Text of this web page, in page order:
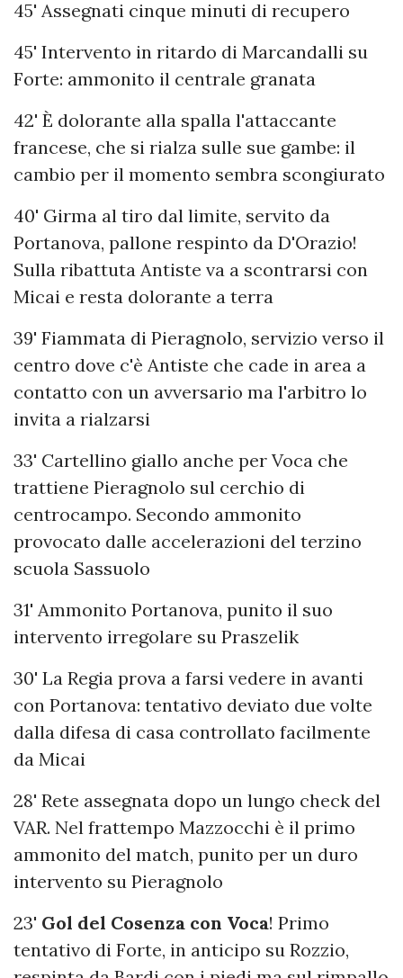
45' Assegnati cinque minuti di recupero
45' Intervento in ritardo di Marcandalli su
Forte: ammonito il centrale granata
42' È dolorante alla spalla l'attaccante
francese, che si rialza sulle sue gambe: il
cambio per il momento sembra scongiurato
40' Girma al tiro dal limite, servito da
Portanova, pallone respinto da D'Orazio!
Sulla ribattuta Antiste va a scontrarsi con
Micai e resta dolorante a terra
39' Fiammata di Pieragnolo, servizio verso il
centro dove c'è Antiste che cade in area a
contatto con un avversario ma l'arbitro lo
invita a rialzarsi
33' Cartellino giallo anche per Voca che
trattiene Pieragnolo sul cerchio di
centrocampo. Secondo ammonito
provocato dalle accelerazioni del terzino
scuola Sassuolo
31' Ammonito Portanova, punito il suo
intervento irregolare su Praszelik
30' La Regia prova a farsi vedere in avanti
con Portanova: tentativo deviato due volte
dalla difesa di casa controllato facilmente
da Micai
28' Rete assegnata dopo un lungo check del
VAR. Nel frattempo Mazzocchi è il primo
ammonito del match, punito per un duro
intervento su Pieragnolo
23' Gol del Cosenza con Voca! Primo
tentativo di Forte, in anticipo su Rozzio,